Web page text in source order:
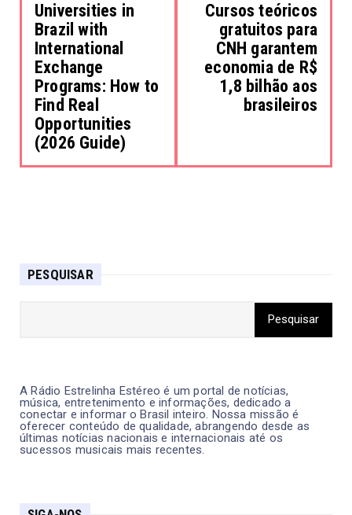
Universities in
Brazil with
International
Exchange
Programs: How to
Find Real
Opportunities
(2026 Guide)
Cursos teóricos
gratuitos para
CNH garantem
economia de R$
1,8 bilhão aos
brasileiros
PESQUISAR
A Rádio Estrelinha Estéreo é um portal de notícias,
música, entretenimento e informações, dedicado a
conectar e informar o Brasil inteiro. Nossa missão é
oferecer conteúdo de qualidade, abrangendo desde as
últimas notícias nacionais e internacionais até os
sucessos musicais mais recentes.